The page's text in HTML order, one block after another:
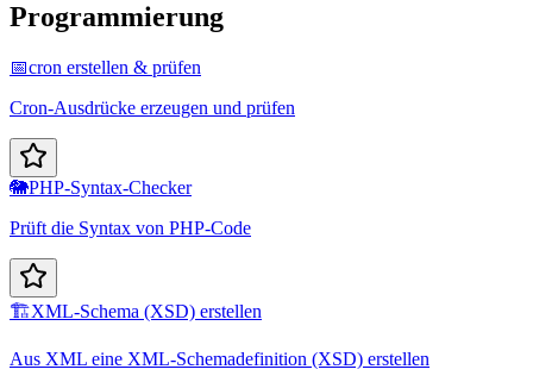
Programmierung
📅cron erstellen & prüfen
Cron-Ausdrücke erzeugen und prüfen
🐘PHP-Syntax-Checker
Prüft die Syntax von PHP-Code
🏗️XML-Schema (XSD) erstellen
Aus XML eine XML-Schemadefinition (XSD) erstellen